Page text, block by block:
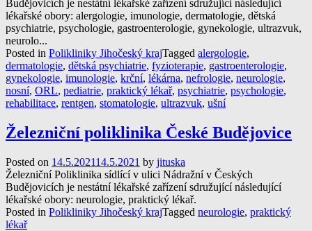
Budějovicích je nestátní lékařské zařízení sdružující následující
lékařské obory: alergologie, imunologie, dermatologie, dětská
psychiatrie, psychologie, gastroenterologie, gynekologie, ultrazvuk,
neurolo...
Posted in Polikliniky Jihočeský krajTagged alergologie,
dermatologie, dětská psychiatrie, fyzioterapie, gastroenterologie,
gynekologie, imunologie, krční, lékárna, nefrologie, neurologie,
nosní, ORL, pediatrie, praktický lékař, psychiatrie, psychologie,
rehabilitace, rentgen, stomatologie, ultrazvuk, ušní
Železniční poliklinika České Budějovice
Posted on 14.5.202114.5.2021 by jituska
Železniční Poliklinika sídlící v ulici Nádražní v Českých
Budějovicích je nestátní lékařské zařízení sdružující následující
lékařské obory: neurologie, praktický lékař.
Posted in Polikliniky Jihočeský krajTagged neurologie, praktický
lékař